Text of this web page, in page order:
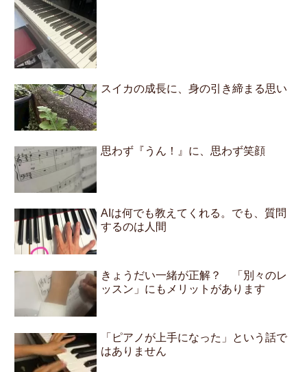
スイカの成長に、身の引き締まる思い
思わず『うん！』に、思わず笑顔
AIは何でも教えてくれる。でも、質問
するのは人間
きょうだい一緒が正解？ 「別々のレ
ッスン」にもメリットがあります
「ピアノが上手になった」という話で
はありません